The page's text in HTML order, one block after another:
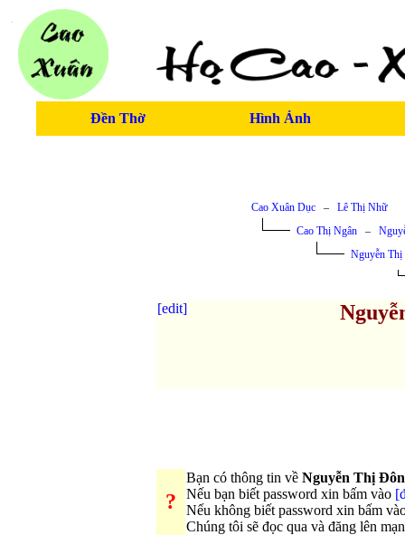
Đền Thờ Hình Ảnh
Cao Xuân Dục– Lê Thị Nhữ
Cao Thị Ngân–
Nguyễn Thị
[edit]
?
Bạn có thông tin về Nguyễn Thị
Nếu bạn biết password xin bấm vào
Nếu không biết password xin bấm
Chúng tôi sẽ đọc qua và đăng lên